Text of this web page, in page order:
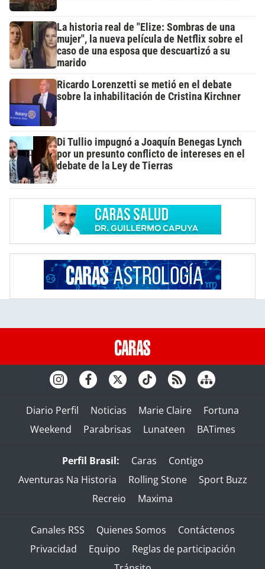
La historia real de "Elize: Sombras de una
mujer", la nueva película de Netflix sobre el
caso de una esposa que descuartizó a su
marido
Ricardo Lorenzetti se metió en el debate
sobre la inhabilitación de Cristina Kirchner
Di Tullio impugnó a Joaquín Benegas Lynch
por un presunto conflicto de intereses en el
debate de la Ley de Tierras
Diario Perfil Noticias Marie Claire
Fortuna
Weekend
Parabrisas Lunateen BATimes
Perfil Brasil: Caras
Contigo
Aventuras Na Historia
Rolling Stone
Sport Buzz
Recreio
Maxima
Canales RSS Quienes Somos
Contáctenos
Privacidad
Equipo
Reglas de participación